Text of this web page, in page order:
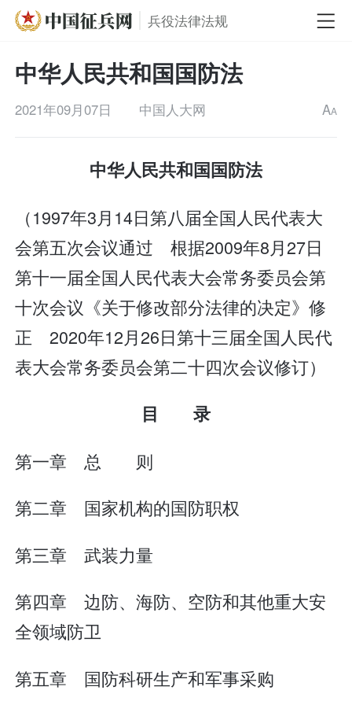
兵役法律法规
中华人民共和国国防法
2021年09月07日 中国人大网 AA
中华人民共和国国防法
（1997年3月14日第八届全国人民代表大
会第五次会议通过 根据2009年8月27日
第十一届全国人民代表大会常务委员会第
十次会议《关于修改部分法律的决定》修
正 2020年12月26日第十三届全国人民代
表大会常务委员会第二十四次会议修订）
目 录
第一章 总 则
第二章 国家机构的国防职权
第三章 武装力量
第四章 边防、海防、空防和其他重大安
全领域防卫
第五章 国防科研生产和军事采购